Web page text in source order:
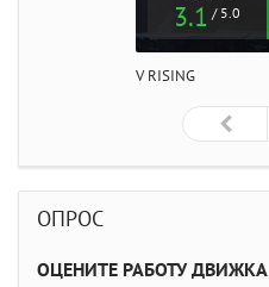
3.1 / 5.0
V RISING
ОПРОС
ОЦЕНИТЕ РАБОТУ ДВИЖКА